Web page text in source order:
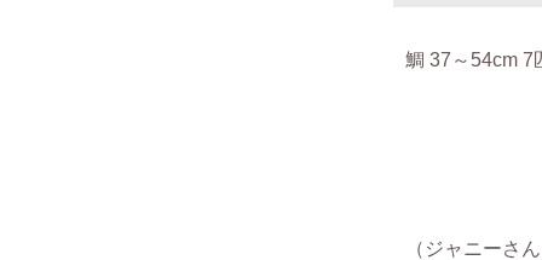
鯛 37～54cm 7
（ジャニーさ